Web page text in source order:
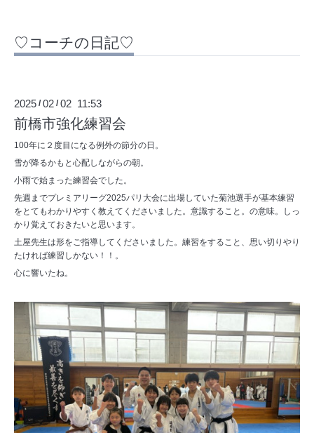
♡コーチの日記♡
2025 /02 /02 11:53
前橋市強化練習会
100年に２度目になる例外の節分の日。
雪が降るかもと心配しながらの朝。
小雨で始まった練習会でした。
先週までプレミアリーグ2025パリ大会に出場していた菊池選手が基本練習
をとてもわかりやすく教えてくださいました。意識すること。の意味。しっ
かり覚えておきたいと思います。
土屋先生は形をご指導してくださいました。練習をすること、思い切りやり
たければ練習しかない！！。
心に響いたね。